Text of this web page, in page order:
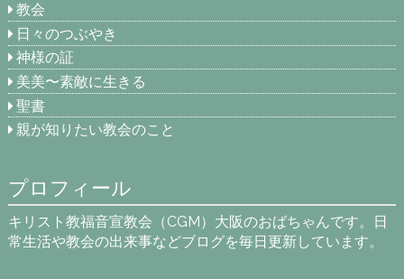
教会
日々のつぶやき
神様の証
美美〜素敵に生きる
聖書
親が知りたい教会のこと
プロフィール
キリスト教福音宣教会（CGM）大阪のおばちゃんです。日
常生活や教会の出来事などブログを毎日更新しています。